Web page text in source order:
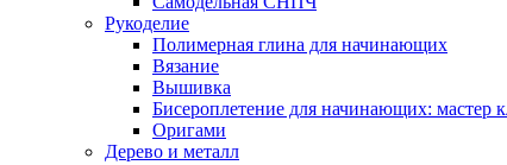
Рукоделие
Полимерная глина для начинающих
Вязание
Вышивка
Бисероплетение для начинающих: мастер
Оригами
Дерево и металл